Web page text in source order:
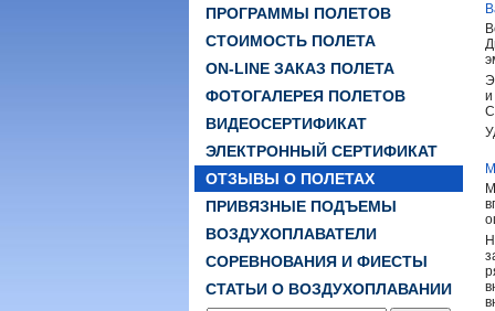
ПРОГРАММЫ ПОЛЕТОВ
СТОИМОСТЬ ПОЛЕТА
ON-LINE ЗАКАЗ ПОЛЕТА
ФОТОГАЛЕРЕЯ ПОЛЕТОВ
ВИДЕОСЕРТИФИКАТ
ЭЛЕКТРОННЫЙ СЕРТИФИКАТ
ОТЗЫВЫ О ПОЛЕТАХ
ПРИВЯЗНЫЕ ПОДЪЕМЫ
ВОЗДУХОПЛАВАТЕЛИ
СОРЕВНОВАНИЯ И ФИЕСТЫ
СТАТЬИ О ВОЗДУХОПЛАВАНИИ